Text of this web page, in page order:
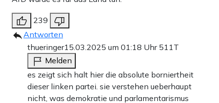
239
Antworten
thueringer15.03.2025 um 01:18 Uhr 511T
Melden
es zeigt sich halt hier die absolute borniertheit
dieser linken partei. sie verstehen ueberhaupt
nicht, was demokratie und parlamentarismus